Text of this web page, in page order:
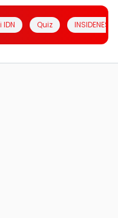
Quiz INSIDENESIA